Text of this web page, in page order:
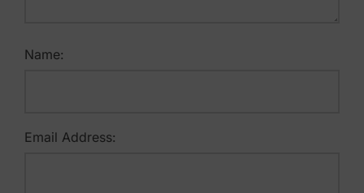
Name:
Email Address: